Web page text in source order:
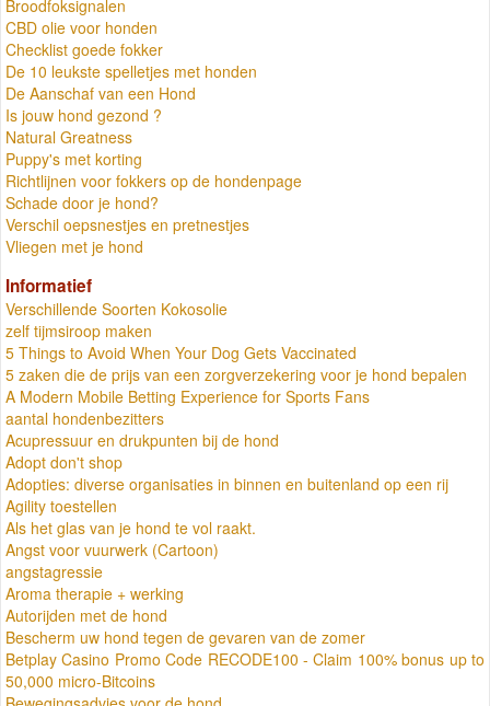
Broodfoksignalen
CBD olie voor honden
Checklist goede fokker
De 10 leukste spelletjes met honden
De Aanschaf van een Hond
Is jouw hond gezond ?
Natural Greatness
Puppy's met korting
Richtlijnen voor fokkers op de hondenpage
Schade door je hond?
Verschil oepsnestjes en pretnestjes
Vliegen met je hond
Informatief
Verschillende Soorten Kokosolie
zelf tijmsiroop maken
5 Things to Avoid When Your Dog Gets Vaccinated
5 zaken die de prijs van een zorgverzekering voor je hond bepalen
A Modern Mobile Betting Experience for Sports Fans
aantal hondenbezitters
Acupressuur en drukpunten bij de hond
Adopt don't shop
Adopties: diverse organisaties in binnen en buitenland op een rij
Agility toestellen
Als het glas van je hond te vol raakt.
Angst voor vuurwerk (Cartoon)
angstagressie
Aroma therapie + werking
Autorijden met de hond
Bescherm uw hond tegen de gevaren van de zomer
Betplay Casino Promo Code RECODE100 - Claim 100% bonus up to
50,000 micro-Bitcoins